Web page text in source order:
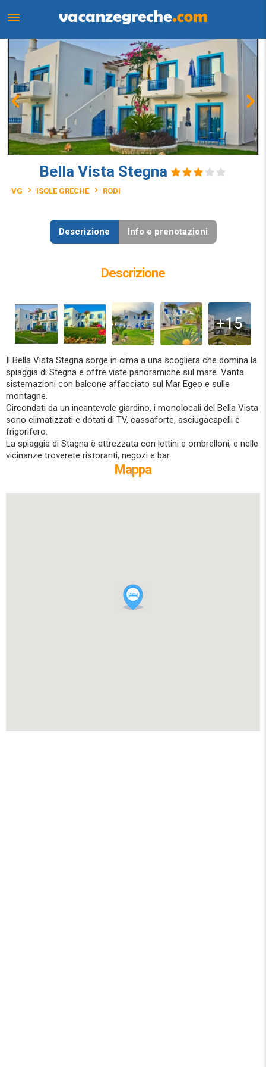
Bella Vista Stegna
VG ISOLE GRECHE RODI
Descrizione Info e prenotazioni
Descrizione
+15
Il Bella Vista Stegna sorge in cima a una scogliera che domina la
spiaggia di Stegna e offre viste panoramiche sul mare. Vanta
sistemazioni con balcone affacciato sul Mar Egeo e sulle
montagne.
Circondati da un incantevole giardino, i monolocali del Bella Vista
sono climatizzati e dotati di TV, cassaforte, asciugacapelli e
frigorifero.
La spiaggia di Stagna è attrezzata con lettini e ombrelloni, e nelle
vicinanze troverete ristoranti, negozi e bar.
Mappa